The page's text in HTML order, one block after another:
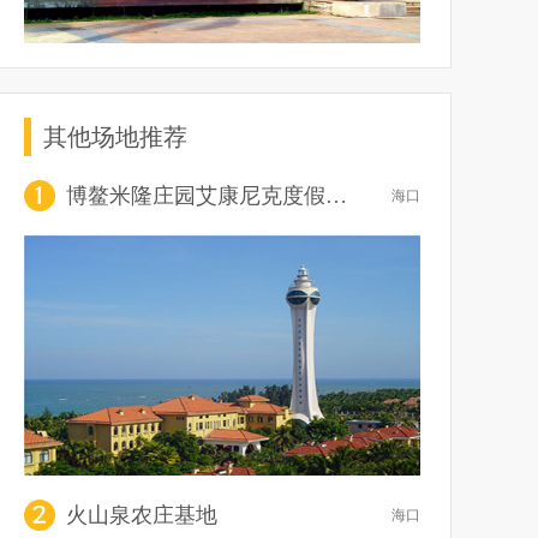
其他场地推荐
博鳌米隆庄园艾康尼克度假酒店 海口
火山泉农庄基地 海口